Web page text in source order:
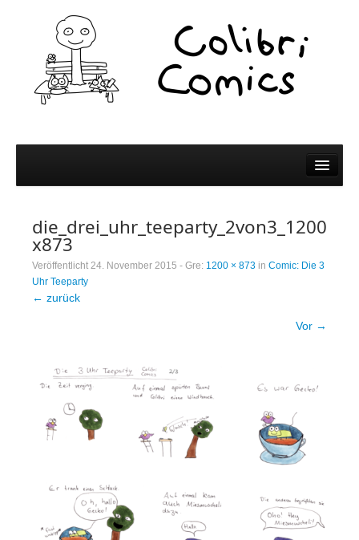
Comics
Colibri Wissen
Kleine Bildchen zum Teilen
Folgen
Mastodon
Facebook
die_drei_uhr_teeparty_2von3_1200
x873
Veröffentlicht 24. November 2015 - Gre: 1200 × 873 in Comic: Die 3
Uhr Teeparty
← zurück
Vor →